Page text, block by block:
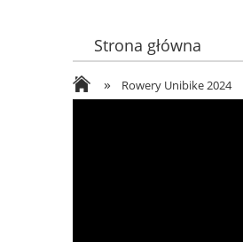
Strona główna
Serwis
» Rowery Unibike 2024